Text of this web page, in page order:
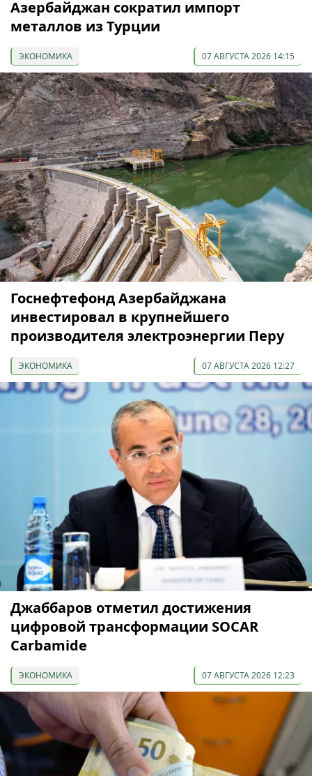
Азербайджан сократил импорт
металлов из Турции
ЭКОНОМИКА 07 АВГУСТА 2026 14:15
Госнефтефонд Азербайджана
инвестировал в крупнейшего
производителя электроэнергии Перу
ЭКОНОМИКА 07 АВГУСТА 2026 12:27
Джаббаров отметил достижения
цифровой трансформации SOCAR
Carbamide
ЭКОНОМИКА 07 АВГУСТА 2026 12:23